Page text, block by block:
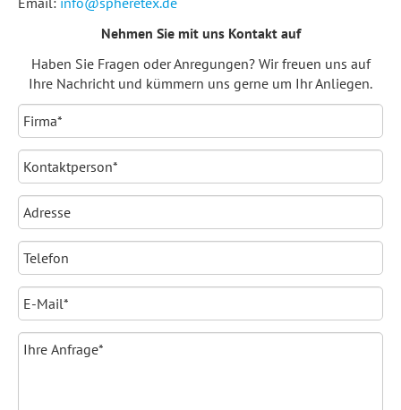
Nehmen Sie mit uns Kontakt auf
Haben Sie Fragen oder Anregungen? Wir freuen uns auf
Ihre Nachricht und kümmern uns gerne um Ihr Anliegen.